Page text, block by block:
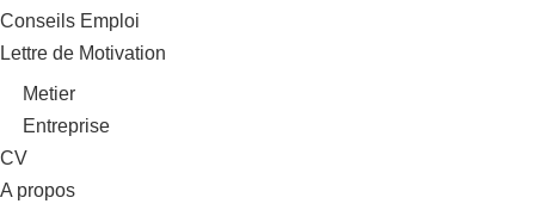
Conseils Emploi
Lettre de Motivation
Metier
Entreprise
CV
A propos